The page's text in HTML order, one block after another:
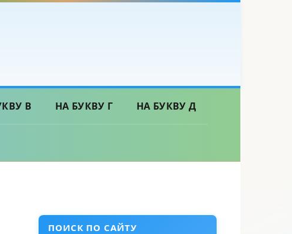
В НА БУКВУ Г НА БУКВУ Д
ПОИСК ПО САЙТУ